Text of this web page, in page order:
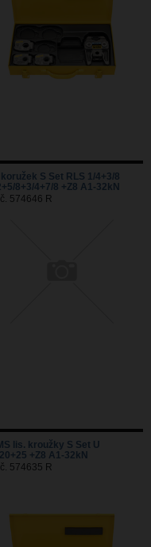
koružek S Set RLS 1/4+3/8
8+3/4+7/8 +Z8 A1-32kN
574646 R
lis. kroužky S Set U
+Z8 A1-32kN
574635 R